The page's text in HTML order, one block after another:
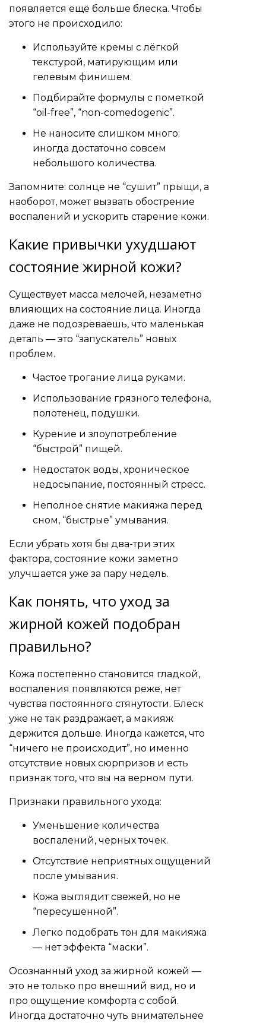
появляется ещё больше блеска. Чтобы
этого не происходило:
Используйте кремы с лёгкой
текстурой, матирующим или
гелевым финишем.
Подбирайте формулы с пометкой
“oil-free”, “non-comedogenic”.
Не наносите слишком много:
иногда достаточно совсем
небольшого количества.
Запомните: солнце не “сушит” прыщи, а
наоборот, может вызвать обострение
воспалений и ускорить старение кожи.
Какие привычки ухудшают
состояние жирной кожи?
Существует масса мелочей, незаметно
влияющих на состояние лица. Иногда
даже не подозреваешь, что маленькая
деталь — это “запускатель” новых
проблем.
Частое трогание лица руками.
Использование грязного телефона,
полотенец, подушки.
Курение и злоупотребление
“быстрой” пищей.
Недостаток воды, хроническое
недосыпание, постоянный стресс.
Неполное снятие макияжа перед
сном, “быстрые” умывания.
Если убрать хотя бы два-три этих
фактора, состояние кожи заметно
улучшается уже за пару недель.
Как понять, что уход за
жирной кожей подобран
правильно?
Кожа постепенно становится гладкой,
воспаления появляются реже, нет
чувства постоянного стянутости. Блеск
уже не так раздражает, а макияж
держится дольше. Иногда кажется, что
“ничего не происходит”, но именно
отсутствие новых сюрпризов и есть
признак того, что вы на верном пути.
Признаки правильного ухода:
Уменьшение количества
воспалений, черных точек.
Отсутствие неприятных ощущений
после умывания.
Кожа выглядит свежей, но не
“пересушенной”.
Легко подобрать тон для макияжа
— нет эффекта “маски”.
Осознанный уход за жирной кожей —
это не только про внешний вид, но и
про ощущение комфорта с собой.
Иногда достаточно чуть внимательнее